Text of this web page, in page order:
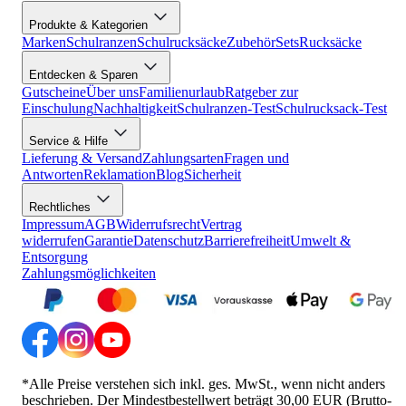
Produkte & Kategorien
MarkenSchulranzenSchulrucksäckeZubehörSetsRucksäcke
Entdecken & Sparen
GutscheineÜber unsFamilienurlaubRatgeber zur
EinschulungNachhaltigkeitSchulranzen-TestSchulrucksack-Test
Service & Hilfe
Lieferung & VersandZahlungsartenFragen und
AntwortenReklamationBlogSicherheit
Rechtliches
ImpressumAGBWiderrufsrechtVertrag
widerrufenGarantieDatenschutzBarrierefreiheitUmwelt &
Entsorgung
Zahlungsmöglichkeiten
*Alle Preise verstehen sich inkl. ges. MwSt., wenn nicht anders
beschrieben. Der Mindestbestellwert beträgt 30,00 EUR (Brutto-